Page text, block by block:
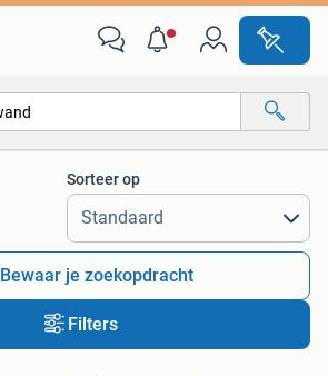
Alle afstanden…
Sorteer op
Bewaar je zoekopdracht
Filters